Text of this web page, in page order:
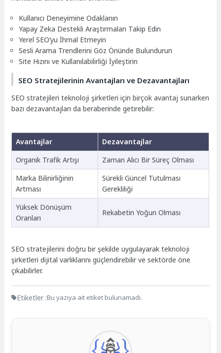
Kullanıcı Deneyimine Odaklanın
Yapay Zeka Destekli Araştırmaları Takip Edin
Yerel SEO’yu İhmal Etmeyin
Sesli Arama Trendlerini Göz Önünde Bulundurun
Site Hızını ve Kullanılabilirliği İyileştirin
SEO Stratejilerinin Avantajları ve Dezavantajları
SEO stratejileri teknoloji şirketleri için birçok avantaj sunarken
bazı dezavantajları da beraberinde getirebilir:
Avantajlar
Dezavantajlar
Organik Trafik Artışı
Zaman Alıcı Bir Süreç Olması
Marka Bilinirliğinin
Artması
Sürekli Güncel Tutulması
Gerekliliği
Yüksek Dönüşüm
Oranları
Rekabetin Yoğun Olması
SEO stratejilerini doğru bir şekilde uygulayarak teknoloji
şirketleri dijital varlıklarını güçlendirebilir ve sektörde öne
çıkabilirler.
Etiketler :Bu yazıya ait etiket bulunamadı.